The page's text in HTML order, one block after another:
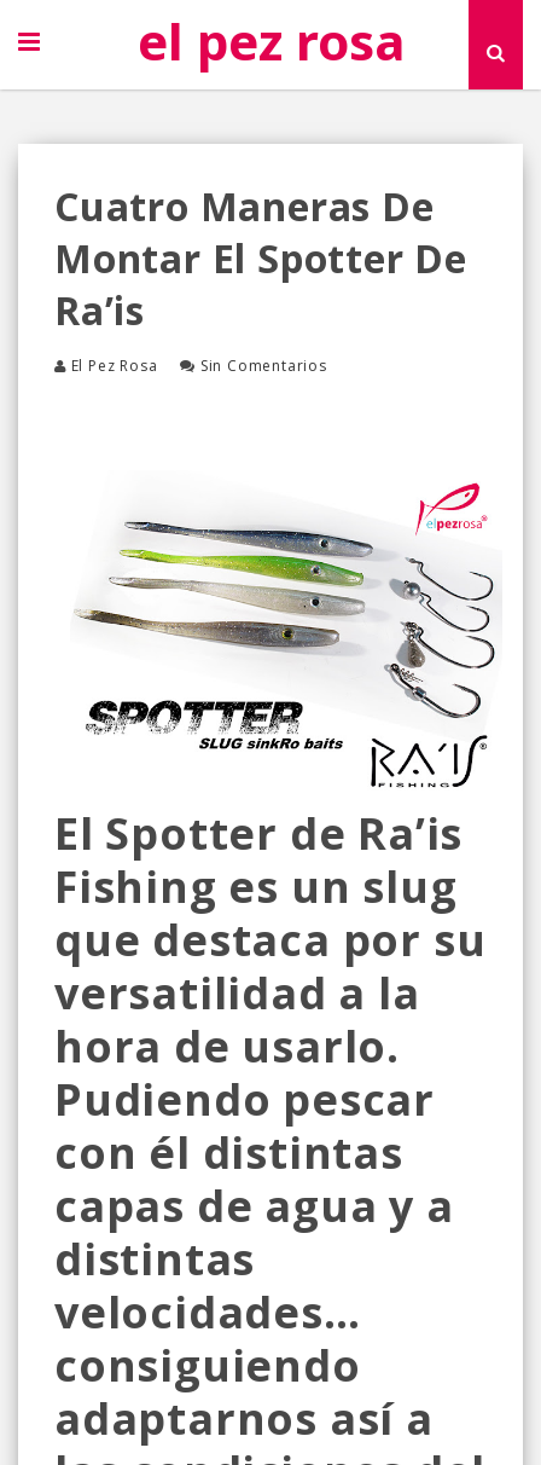
el pez rosa
Cuatro Maneras De
Montar El Spotter De
Ra’is
El Pez Rosa Sin Comentarios
El Spotter de Ra’is
Fishing es un slug
que destaca por su
versatilidad a la
hora de usarlo.
Pudiendo pescar
con él distintas
capas de agua y a
distintas
velocidades…
consiguiendo
adaptarnos así a